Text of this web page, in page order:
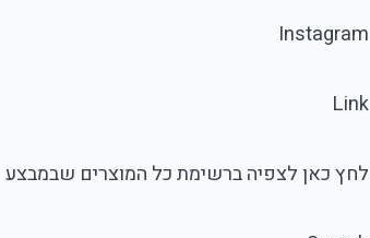
Instagram
Link
לחץ כאן לצפיה ברשימת כל המוצרים​ שבמבצע